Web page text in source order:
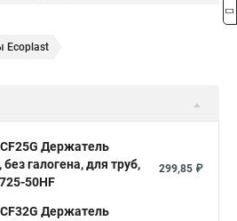
Ecoplast
Держатель
галогена, для труб,
50HF
299,85 ₽
Держатель